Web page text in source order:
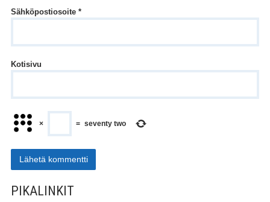
Sähköpostiosoite *
Kotisivu
× = seventy two
SIVUPALKKI
PIKALINKIT